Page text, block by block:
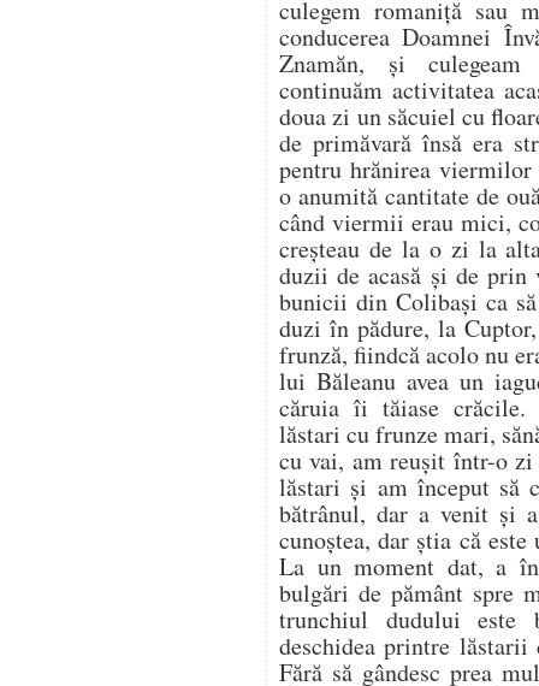
culegem romaniță sau
conducerea Doamnei
Znamăn, și
continuăm activitatea
doua zi un săcuiel cu
de primăvară însă era
pentru hrănirea viermilor
o anumită cantitate de
când viermii erau mici,
creșteau de la o zi la
duzii de acasă și de prin
bunicii din Colibași ca
duzi în pădure, la
frunză, fiindcă acolo nu
lui Băleanu avea un
căruia îi tăiase crăcile.
lăstari cu frunze mari,
cu vai, am reușit într-o
lăstari și am început să
bătrânul, dar a venit și
cunoștea, dar știa că
La un moment dat, a
bulgări de pământ spre
trunchiul dudului este
deschidea printre
Fără să gândesc prea